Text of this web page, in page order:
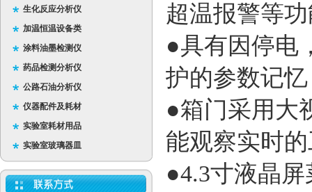
生化反应分析仪
加温恒温设备类
涂料油墨检测仪
药品检测分析仪
公路石油分析仪
仪器配件及耗材
实验室耗材用品
实验室玻璃器皿
超温报警等
●具有因停电
护的参数记
●箱门采用大
能观察实时
●4.3寸液晶屏